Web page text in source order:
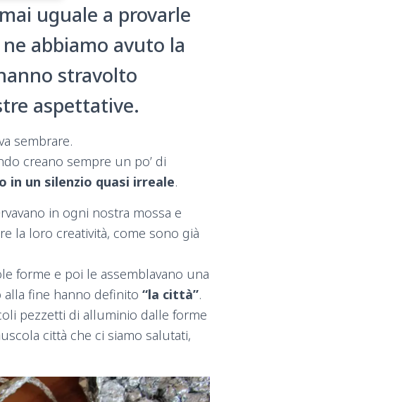
uguale a provarle
abbiamo avuto la
stravolto
aspettative.
sembrare.
creano sempre un po’ di
in un silenzio quasi irreale.
in ogni nostra mossa e
la loro creatività, come sono già
forme e poi le assemblavano una
alla fine hanno definito “la città”.
pezzetti di alluminio dalle forme
città che ci siamo salutati,